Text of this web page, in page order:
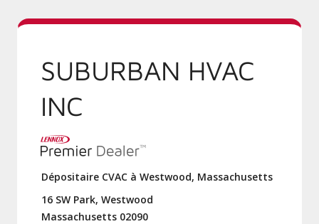
SUBURBAN HVAC
INC
Dépositaire CVAC à Westwood, Massachusetts
16 SW Park, Westwood
Massachusetts 02090